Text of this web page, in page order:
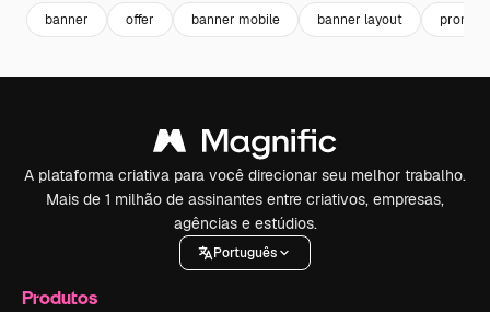
banner offer banner mobile banner layout
A plataforma criativa para você direcionar seu melhor trabalho.
Mais de 1 milhão de assinantes entre criativos, empresas,
agências e estúdios.
Português
Produtos